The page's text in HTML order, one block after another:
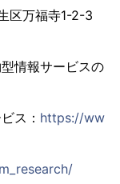
区万福寺1-2-3
情報サービスの
ス： https://ww